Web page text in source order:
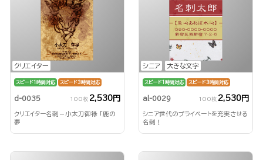
クリエイター
スピード1時間対応 スピード3時間対応
d-0035 100枚 2,530円
クリエイター名刺－小太刀御禄 「鹿の
夢
シニア 大きな文字
スピード1時間対応 スピード3時間対応
al-0029 100枚 2,530円
シニア世代のプライベートを充実させる
名刺！